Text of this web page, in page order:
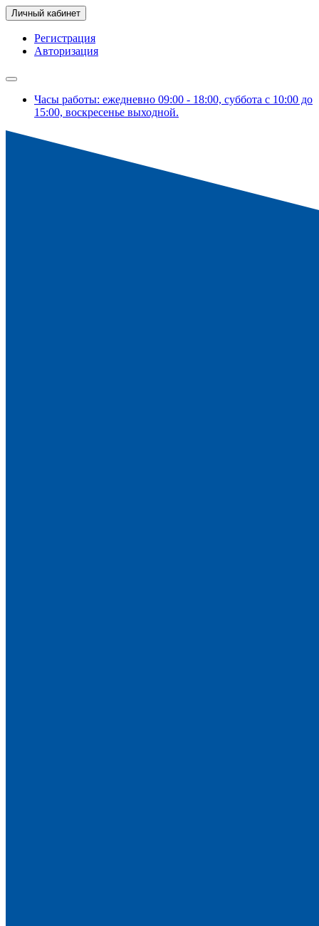
Личный кабинет
Регистрация
Авторизация
Часы работы: ежедневно 09:00 - 18:00, суббота с 10:00 до
15:00, воскресенье выходной.